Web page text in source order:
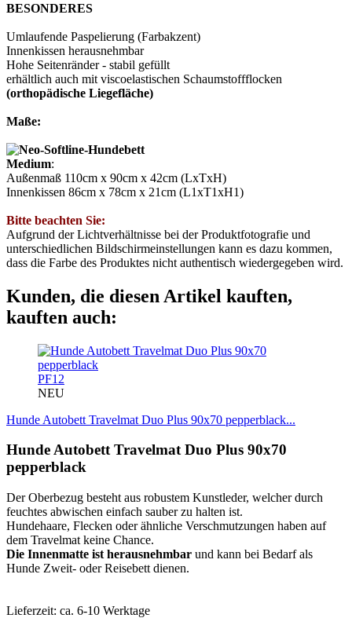
BESONDERES
Umlaufende Paspelierung (Farbakzent)
Innenkissen herausnehmbar
Hohe Seitenränder - stabil gefüllt
erhältlich auch mit viscoelastischen Schaumstoffflocken
(orthopädische Liegefläche)
Maße:
Medium:
Außenmaß 110cm x 90cm x 42cm (LxTxH)
Innenkissen 86cm x 78cm x 21cm (L1xT1xH1)
Bitte beachten Sie:
Aufgrund der Lichtverhältnisse bei der Produktfotografie und
unterschiedlichen Bildschirmeinstellungen kann es dazu kommen,
dass die Farbe des Produktes nicht authentisch wiedergegeben wird.
Kunden, die diesen Artikel kauften,
kauften auch:
PF12
NEU
Hunde Autobett Travelmat Duo Plus 90x70 pepperblack...
Hunde Autobett Travelmat Duo Plus 90x70
pepperblack
Der Oberbezug besteht aus robustem Kunstleder, welcher durch
feuchtes abwischen einfach sauber zu halten ist.
Hundehaare, Flecken oder ähnliche Verschmutzungen haben auf
dem Travelmat keine Chance.
Die Innenmatte ist herausnehmbar und kann bei Bedarf als
Hunde Zweit- oder Reisebett dienen.
Lieferzeit: ca. 6-10 Werktage